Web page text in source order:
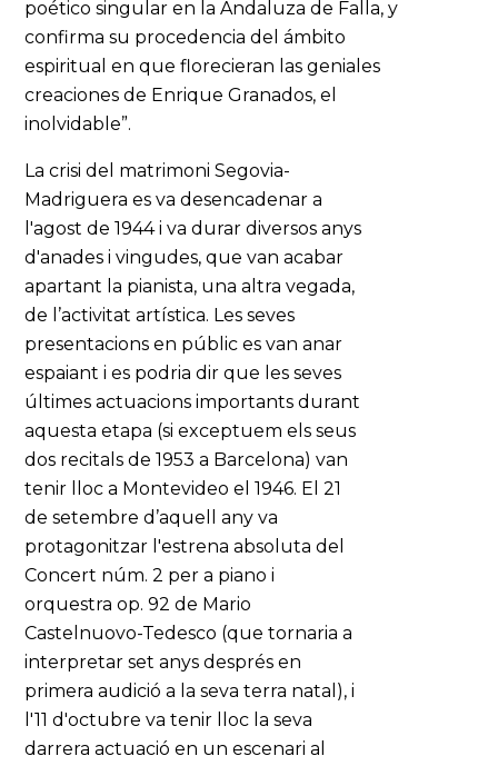
poético singular en la Andaluza de Falla, y
confirma su procedencia del ámbito
espiritual en que florecieran las geniales
creaciones de Enrique Granados, el
inolvidable”.
La crisi del matrimoni Segovia-
Madriguera es va desencadenar a
l'agost de 1944 i va durar diversos anys
d'anades i vingudes, que van acabar
apartant la pianista, una altra vegada,
de l’activitat artística. Les seves
presentacions en públic es van anar
espaiant i es podria dir que les seves
últimes actuacions importants durant
aquesta etapa (si exceptuem els seus
dos recitals de 1953 a Barcelona) van
tenir lloc a Montevideo el 1946. El 21
de setembre d’aquell any va
protagonitzar l'estrena absoluta del
Concert núm. 2 per a piano i
orquestra op. 92 de Mario
Castelnuovo-Tedesco (que tornaria a
interpretar set anys després en
primera audició a la seva terra natal), i
l'11 d'octubre va tenir lloc la seva
darrera actuació en un escenari al